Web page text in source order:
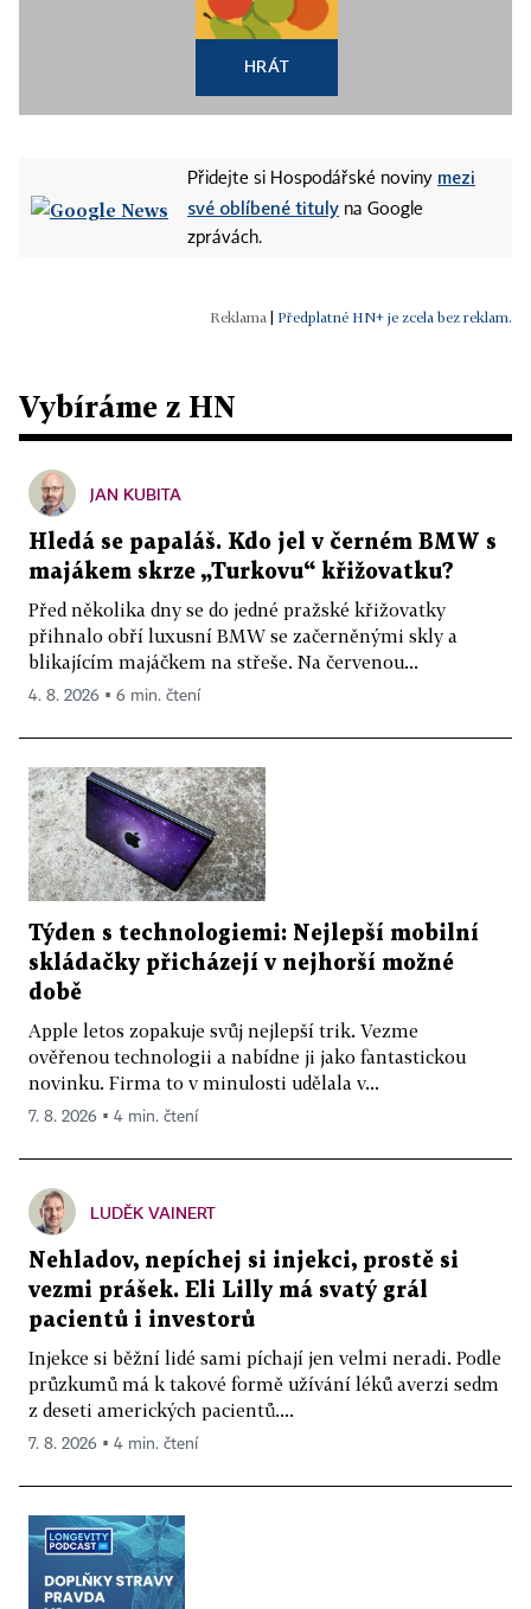
HRÁT
Přidejte si Hospodářské noviny mezi
své oblíbené tituly na Google
zprávách.
Předplatné HN+ je zcela bez reklam.
Vybíráme z HN
JAN KUBITA
Hledá se papaláš. Kdo jel v černém BMW s
majákem skrze „Turkovu“ křižovatku?
Před několika dny se do jedné pražské křižovatky
přihnalo obří luxusní BMW se začerněnými skly a
blikajícím majáčkem na střeše. Na červenou...
4. 8. 2026 ▪ 6 min. čtení
Týden s technologiemi: Nejlepší mobilní
skládačky přicházejí v nejhorší možné
době
Apple letos zopakuje svůj nejlepší trik. Vezme
ověřenou technologii a nabídne ji jako fantastickou
novinku. Firma to v minulosti udělala v...
7. 8. 2026 ▪ 4 min. čtení
LUDĚK VAINERT
Nehladov, nepíchej si injekci, prostě si
vezmi prášek. Eli Lilly má svatý grál
pacientů i investorů
Injekce si běžní lidé sami píchají jen velmi neradi. Podle
průzkumů má k takové formě užívání léků averzi sedm
z deseti amerických pacientů....
7. 8. 2026 ▪ 4 min. čtení